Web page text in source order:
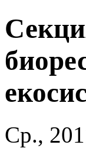
Ср.,